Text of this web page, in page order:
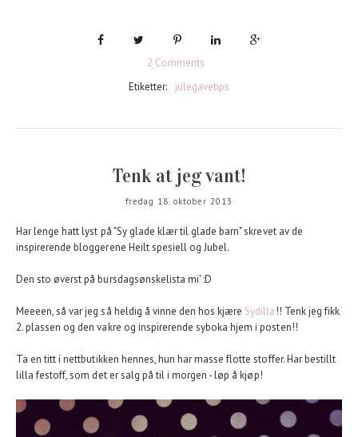
2 Comments
Etiketter:
julegavetips
Tenk at jeg vant!
fredag 18. oktober 2013
Har lenge hatt lyst på "Sy glade klær til glade barn" skrevet av de
inspirerende bloggerene Heilt spesiell og Jubel.
Den sto øverst på bursdagsønskelista mi' :D
Meeeen, så var jeg så heldig å vinne den hos kjære Sydilla!! Tenk jeg fikk
2. plassen og den vakre og inspirerende syboka hjem i posten!!
Ta en titt i nettbutikken hennes, hun har masse flotte stoffer. Har bestillt
lilla festoff, som det er salg på til i morgen - løp å kjøp!